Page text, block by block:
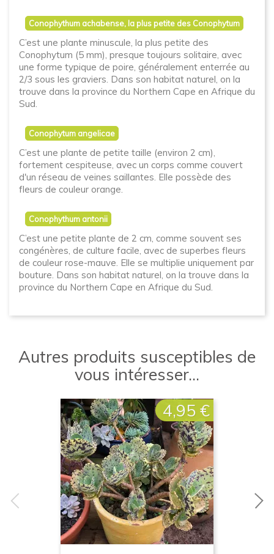
Conophythum achabense, la plus petite des Conophytum
C’est une plante minuscule, la plus petite des
Conophytum (5 mm), presque toujours solitaire, avec
une forme typique de poire, généralement enterrée au
2/3 sous les graviers. Dans son habitat naturel, on la
trouve dans la province du Northern Cape en Afrique du
Sud.
Conophytum angelicae
C’est une plante de petite taille (environ 2 cm),
fortement cespiteuse, avec un corps comme couvert
d'un réseau de veines saillantes. Elle possède des
fleurs de couleur orange.
Conophythum antonii
C’est une petite plante de 2 cm, comme souvent ses
congénères, de culture facile, avec de superbes fleurs
de couleur rose-mauve. Elle se multiplie uniquement par
bouture. Dans son habitat naturel, on la trouve dans la
province du Northern Cape en Afrique du Sud.
Autres produits susceptibles de
vous intéresser...
Prix
4,95 €